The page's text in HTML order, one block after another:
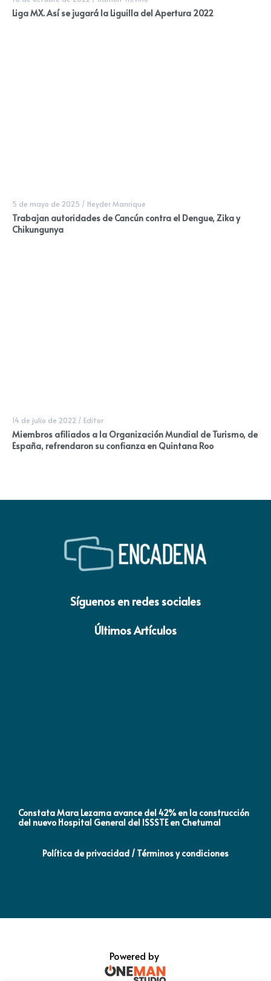
Liga MX. Así se jugará la Liguilla del Apertura 2022
5 de mayo de 2025 / Heyder Manrique
Trabajan autoridades de Cancún contra el Dengue, Zika y
Chikungunya
14 de julio de 2022 / Editor
Miembros afiliados a la Organización Mundial de Turismo, de
España, refrendaron su confianza en Quintana Roo
Síguenos en redes sociales
Últimos Artículos
Constata Mara Lezama avance del 42% en la construcción
del nuevo Hospital General del ISSSTE en Chetumal
Política de privacidad / Términos y condiciones
Powered by